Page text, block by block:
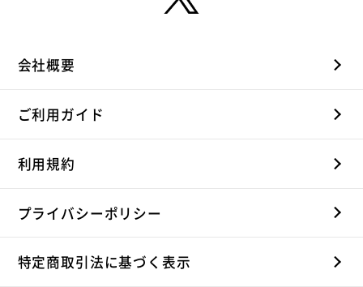
会社概要
ご利用ガイド
利用規約
プライバシーポリシー
特定商取引法に基づく表示